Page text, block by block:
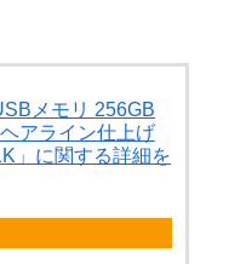
メモリ 256GB
アライン仕上げ
」に関する詳細を